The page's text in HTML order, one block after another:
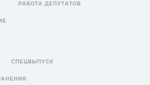
РАБОТА ДЕПУТАТОВ
СПЕЦВЫПУСК